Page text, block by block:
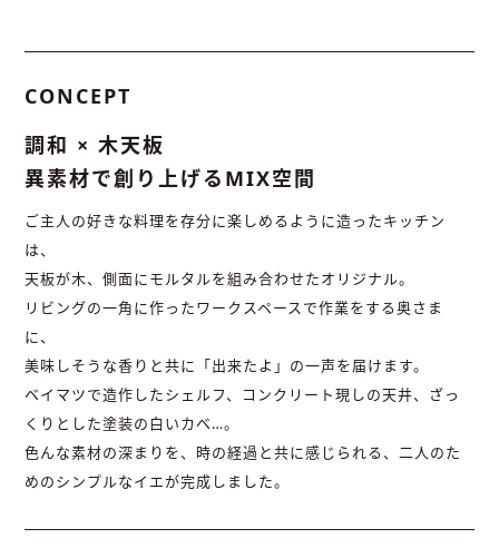
CONCEPT
調和 × 木天板
異素材で創り上げるMIX空間
ご主人の好きな料理を存分に楽しめるように造ったキッチン
は、
天板が木、側面にモルタルを組み合わせたオリジナル。
リビングの一角に作ったワークスペースで作業をする奥さま
に、
美味しそうな香りと共に「出来たよ」の一声を届けます。
ベイマツで造作したシェルフ、コンクリート現しの天井、ざっ
くりとした塗装の白いカベ…。
色んな素材の深まりを、時の経過と共に感じられる、二人のた
めのシンプルなイエが完成しました。